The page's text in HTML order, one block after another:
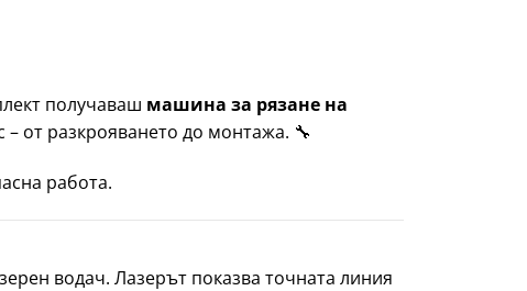
получаваш машина за рязане на
от разкрояването до монтажа. 🔧
работа.
водач. Лазерът показва точната линия